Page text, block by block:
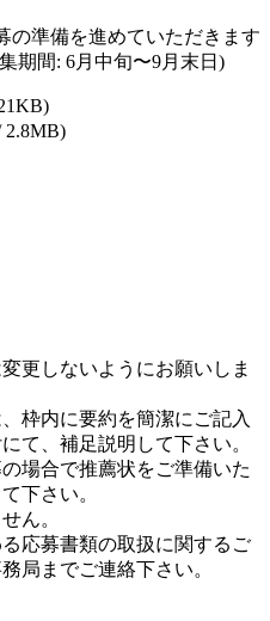
の準備を進めていただきます
期間: 6月中旬〜9月末日)
2.8MB)
更しないようにお願いしま
枠内に要約を簡潔にご記入
て、補足説明して下さい。
場合で推薦状をご準備いた
下さい。
ん。
応募書類の取扱に関するご
局までご連絡下さい。